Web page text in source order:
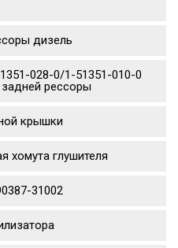
дизель
028-0/1-51351-010-0
рессоры
крышки
хомута глушителя
31002